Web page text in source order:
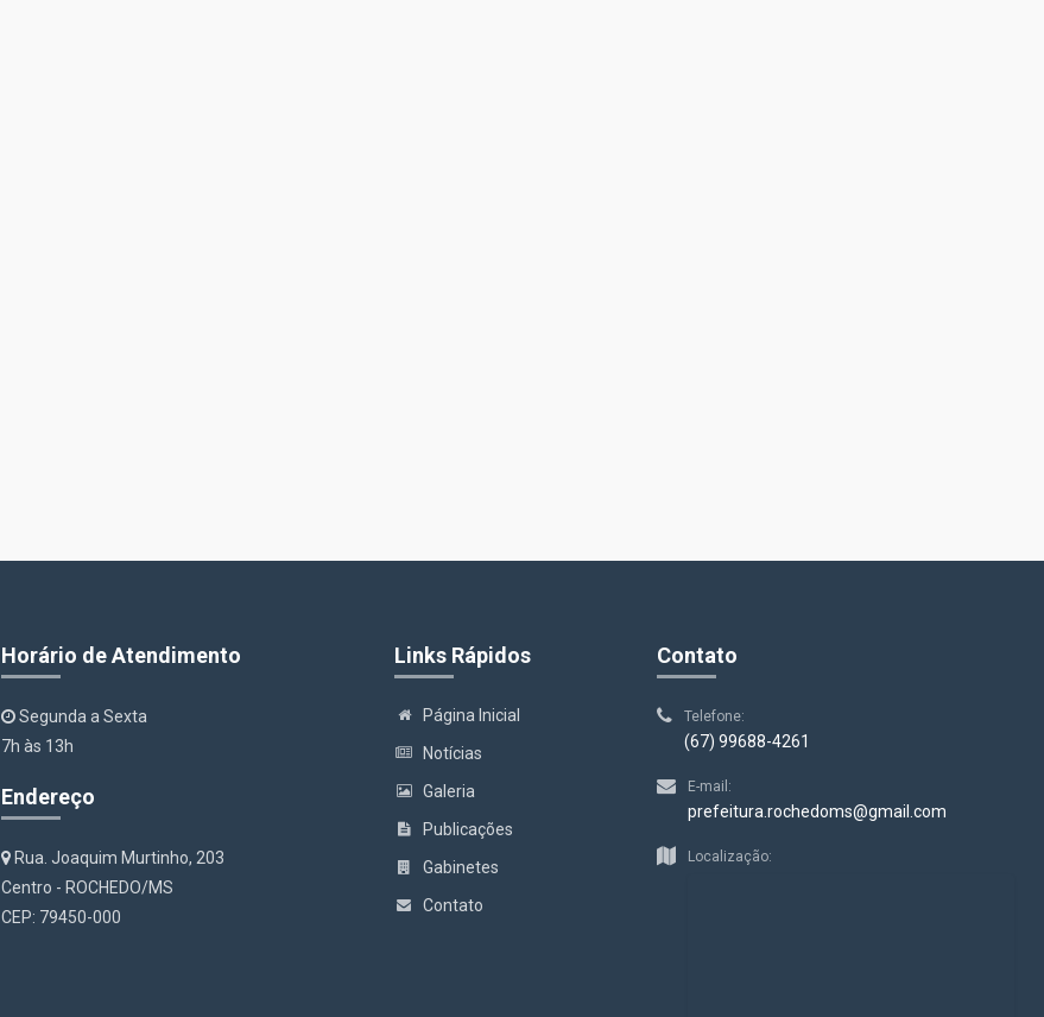
Horário de Atendimento
Segunda a Sexta
7h às 13h
Endereço
Rua. Joaquim Murtinho, 203
Centro - ROCHEDO/MS
CEP: 79450-000
Links Rápidos
Página Inicial
Notícias
Galeria
Publicações
Gabinetes
Contato
Contato
Telefone:
(67) 99688-4261
E-mail:
prefeitura.rochedoms@gmail.com
Localização: